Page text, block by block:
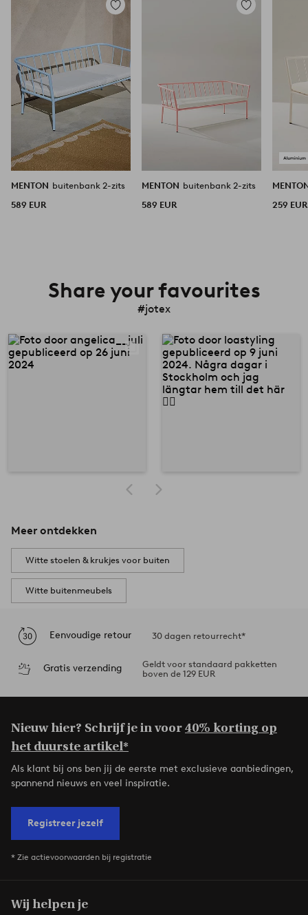
Toevoegen
MENTON buitenbank 2-zits
589 EUR
Toevoegen
MENTON buitenbank 2-zits
589 EUR
259 EUR
Share your favourites
#jotex
Meer ontdekken
Witte stoelen & krukjes voor buiten
Witte buitenmeubels
Eenvoudige retour 30 dagen retourrecht*
Gratis verzending
Geldt voor standaard pakketten
boven de 129 EUR
Nieuw hier? Schrijf je in voor40% korting op
het duurste artikel*
Als klant bij ons ben jij de eerste met exclusieve aanbiedingen,
spannend nieuws en veel inspiratie.
Registreer jezelf
* Zie actievoorwaarden bij registratie
Wij helpen je